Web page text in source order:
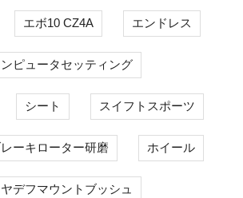
エボ10 CZ4A エンドレス
ンピュータセッティング
シート スイフトスポーツ
ーキローター研磨 ホイール
ヤデフマウントブッシュ